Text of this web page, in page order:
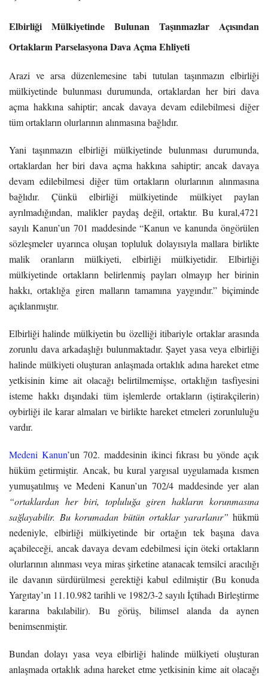
Elbirliği Mülkiyetinde Bulunan Taşınmazlar Açısından
Ortakların Parselasyona Dava Açma Ehliyeti
Arazi ve arsa düzenlemesine tabi tutulan taşınmazın elbirliği
mülkiyetinde bulunması durumunda, ortaklardan her biri dava
açma hakkına sahiptir; ancak davaya devam edilebilmesi diğer
tüm ortakların olurlarının alınmasına bağlıdır.
Yani taşınmazın elbirliği mülkiyetinde bulunması durumunda,
ortaklardan her biri dava açma hakkına sahiptir; ancak davaya
devam edilebilmesi diğer tüm ortakların olurlarının alınmasına
bağlıdır. Çünkü elbirliği mülkiyetinde mülkiyet paylan
ayrılmadığından, malikler paydaş değil, ortaktır. Bu kural,4721
sayılı Kanun’un 701 maddesinde “Kanun ve kanunda öngörülen
sözleşmeler uyarınca oluşan topluluk dolayısıyla mallara birlikte
malik oranların mülkiyeti, elbirliği mülkiyetidir. Elbirliği
mülkiyetinde ortakların belirlenmiş payları olmayıp her birinin
hakkı, ortaklığa giren malların tamamına yaygındır.” biçiminde
açıklanmıştır.
Elbirliği halinde mülkiyetin bu özelliği itibariyle ortaklar arasında
zorunlu dava arkadaşlığı bulunmaktadır. Şayet yasa veya elbirliği
halinde mülkiyeti oluşturan anlaşmada ortaklık adına hareket etme
yetkisinin kime ait olacağı belirtilmemişse, ortaklığın tasfiyesini
isteme hakkı dışındaki tüm işlemlerde ortakların (iştirakçilerin)
oybirliği ile karar almaları ve birlikte hareket etmeleri zorunluluğu
vardır.
Medeni Kanun’un 702. maddesinin ikinci fıkrası bu yönde açık
hüküm getirmiştir. Ancak, bu kural yargısal uygulamada kısmen
yumuşatılmış ve Medeni Kanun’un 702/4 maddesinde yer alan
“ortaklardan her biri, topluluğa giren hakların korunmasına
sağlayabilir. Bu korumadan bütün ortaklar yararlanır” hükmü
nedeniyle, elbirliği mülkiyetinde bir ortağın tek başına dava
açabileceği, ancak davaya devam edebilmesi için öteki ortakların
olurlarının alınması veya miras şirketine atanacak temsilci aracılığı
ile davanın sürdürülmesi gerektiği kabul edilmiştir (Bu konuda
Yargıtay’ın 11.10.982 tarihli ve 1982/3-2 sayılı İçtihadı Birleştirme
kararına bakılabilir). Bu görüş, bilimsel alanda da aynen
benimsenmiştir.
Bundan dolayı yasa veya elbirliği halinde mülkiyeti oluşturan
anlaşmada ortaklık adına hareket etme yetkisinin kime ait olacağı